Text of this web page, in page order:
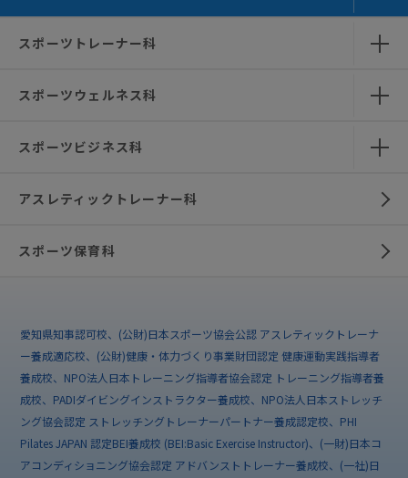
スポーツトレーナー科
スポーツウェルネス科
スポーツビジネス科
アスレティックトレーナー科
スポーツ保育科
愛知県知事認可校、(公財)日本スポーツ協会公認 アスレティックトレーナ
ー養成適応校、(公財)健康・体力づくり事業財団認定 健康運動実践指導者
養成校、NPO法人日本トレーニング指導者協会認定 トレーニング指導者養
成校、PADIダイビングインストラクター養成校、NPO法人日本ストレッチ
ング協会認定 ストレッチングトレーナーパートナー養成認定校、PHI
Pilates JAPAN 認定BEI養成校 (BEI:Basic Exercise Instructor)、(一財)日本コ
アコンディショニング協会認定 アドバンストトレーナー養成校、(一社)日